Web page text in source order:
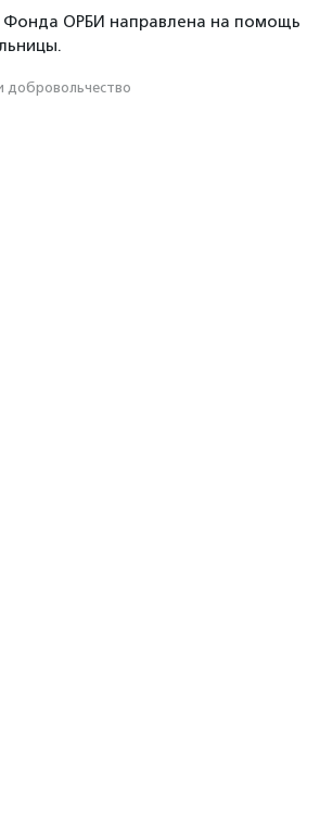
Фонда ОРБИ направлена на помощь
доброволь­чест­во